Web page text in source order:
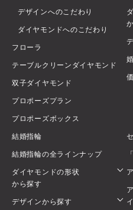
デザインへのこだわり
ダイヤモンドへのこだわり
フローラ
テーブルクリーンダイヤモンド
双子ダイヤモンド
プロポーズプラン
プロポーズボックス
結婚指輪
結婚指輪の全ラインナップ
ダイヤモンドの形状
から探す
デザインから探す